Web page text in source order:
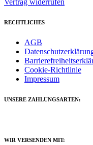
Vertrag widerrufen
RECHTLICHES
AGB
Cookie-Richtlinie
Impressum
UNSERE ZAHLUNGSARTEN:
WIR VERSENDEN MIT: